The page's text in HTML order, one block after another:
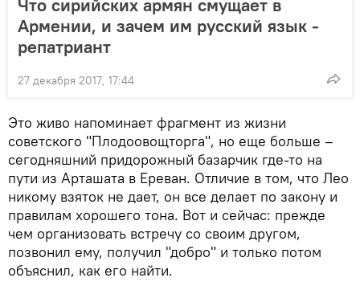
Что сирийских армян смущает в
Армении, и зачем им русский язык -
репатриант
27 декабря 2017, 17:44
Это живо напоминает фрагмент из жизни
советского "Плодоовощторга", но еще больше –
сегодняшний придорожный базарчик где-то на
пути из Арташата в Ереван. Отличие в том, что Лео
никому взяток не дает, он все делает по закону и
правилам хорошего тона. Вот и сейчас: прежде
чем организовать встречу со своим другом,
позвонил ему, получил "добро" и только потом
объяснил, как его найти.